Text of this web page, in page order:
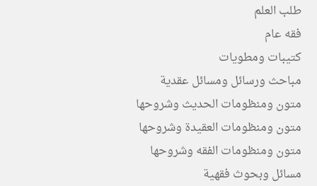
طلب العلم
فقه عام
كتيبات ومطويات
مباحث ورسائل ومسائل عقدية
متون ومنظومات الحديث وشروحها
متون ومنظومات العقيدة وشروحها
متون ومنظومات الفقه وشروحها
مسائل وبحوث فقهية